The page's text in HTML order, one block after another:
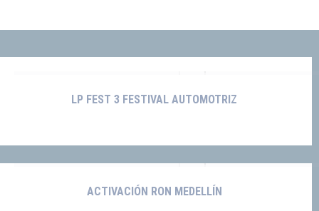
LP FEST 3 FESTIVAL AUTOMOTRIZ
ACTIVACIÓN RON MEDELLÍN